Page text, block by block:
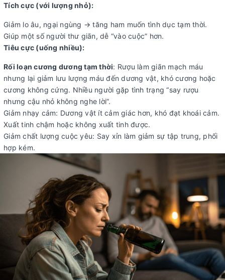
Tích cực (với lượng nhỏ):
Giảm lo âu, ngại ngùng → tăng ham muốn tình dục tạm thời.
Giúp một số người thư giãn, dễ “vào cuộc” hơn.
Tiêu cực (uống nhiều):
Rối loạn cương dương tạm thời: Rượu làm giãn mạch máu
nhưng lại giảm lưu lượng máu đến dương vật, khó cương hoặc
cương không cứng. Nhiều người gặp tình trạng “say rượu
nhưng cậu nhỏ không nghe lời”.
Giảm nhạy cảm: Dương vật ít cảm giác hơn, khó đạt khoái cảm.
Xuất tinh chậm hoặc không xuất tinh được.
Giảm chất lượng cuộc yêu: Say xỉn làm giảm sự tập trung, phối
hợp kém.